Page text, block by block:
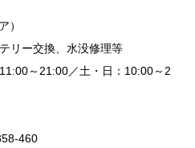
）
リー交換、水没修理等
～21:00／土・日：10:00～2
460